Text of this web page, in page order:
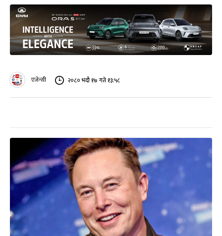
एजेन्सी २०८० भदौ १७ गते १३:५८